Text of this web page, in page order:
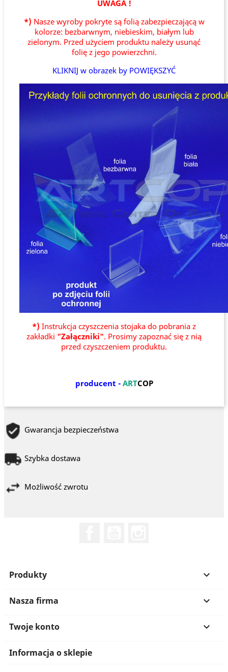
UWAGA !
*) Nasze wyroby pokryte są folią zabezpieczającą w
kolorze: bezbarwnym, niebieskim, białym lub
zielonym. Przed użyciem produktu należy usunąć
folię z jego powierzchni.
KLIKNIJ w obrazek by POWIĘKSZYĆ
*) Instrukcja czyszczenia stojaka do pobrania z
zakładki "Załączniki". Prosimy zapoznać się z nią
przed czyszczeniem produktu.
producent - ARTCOP
Gwarancja bezpieczeństwa
Szybka dostawa
Możliwość zwrotu
Produkty 
Nasza firma 
Twoje konto 
Informacja o sklepie